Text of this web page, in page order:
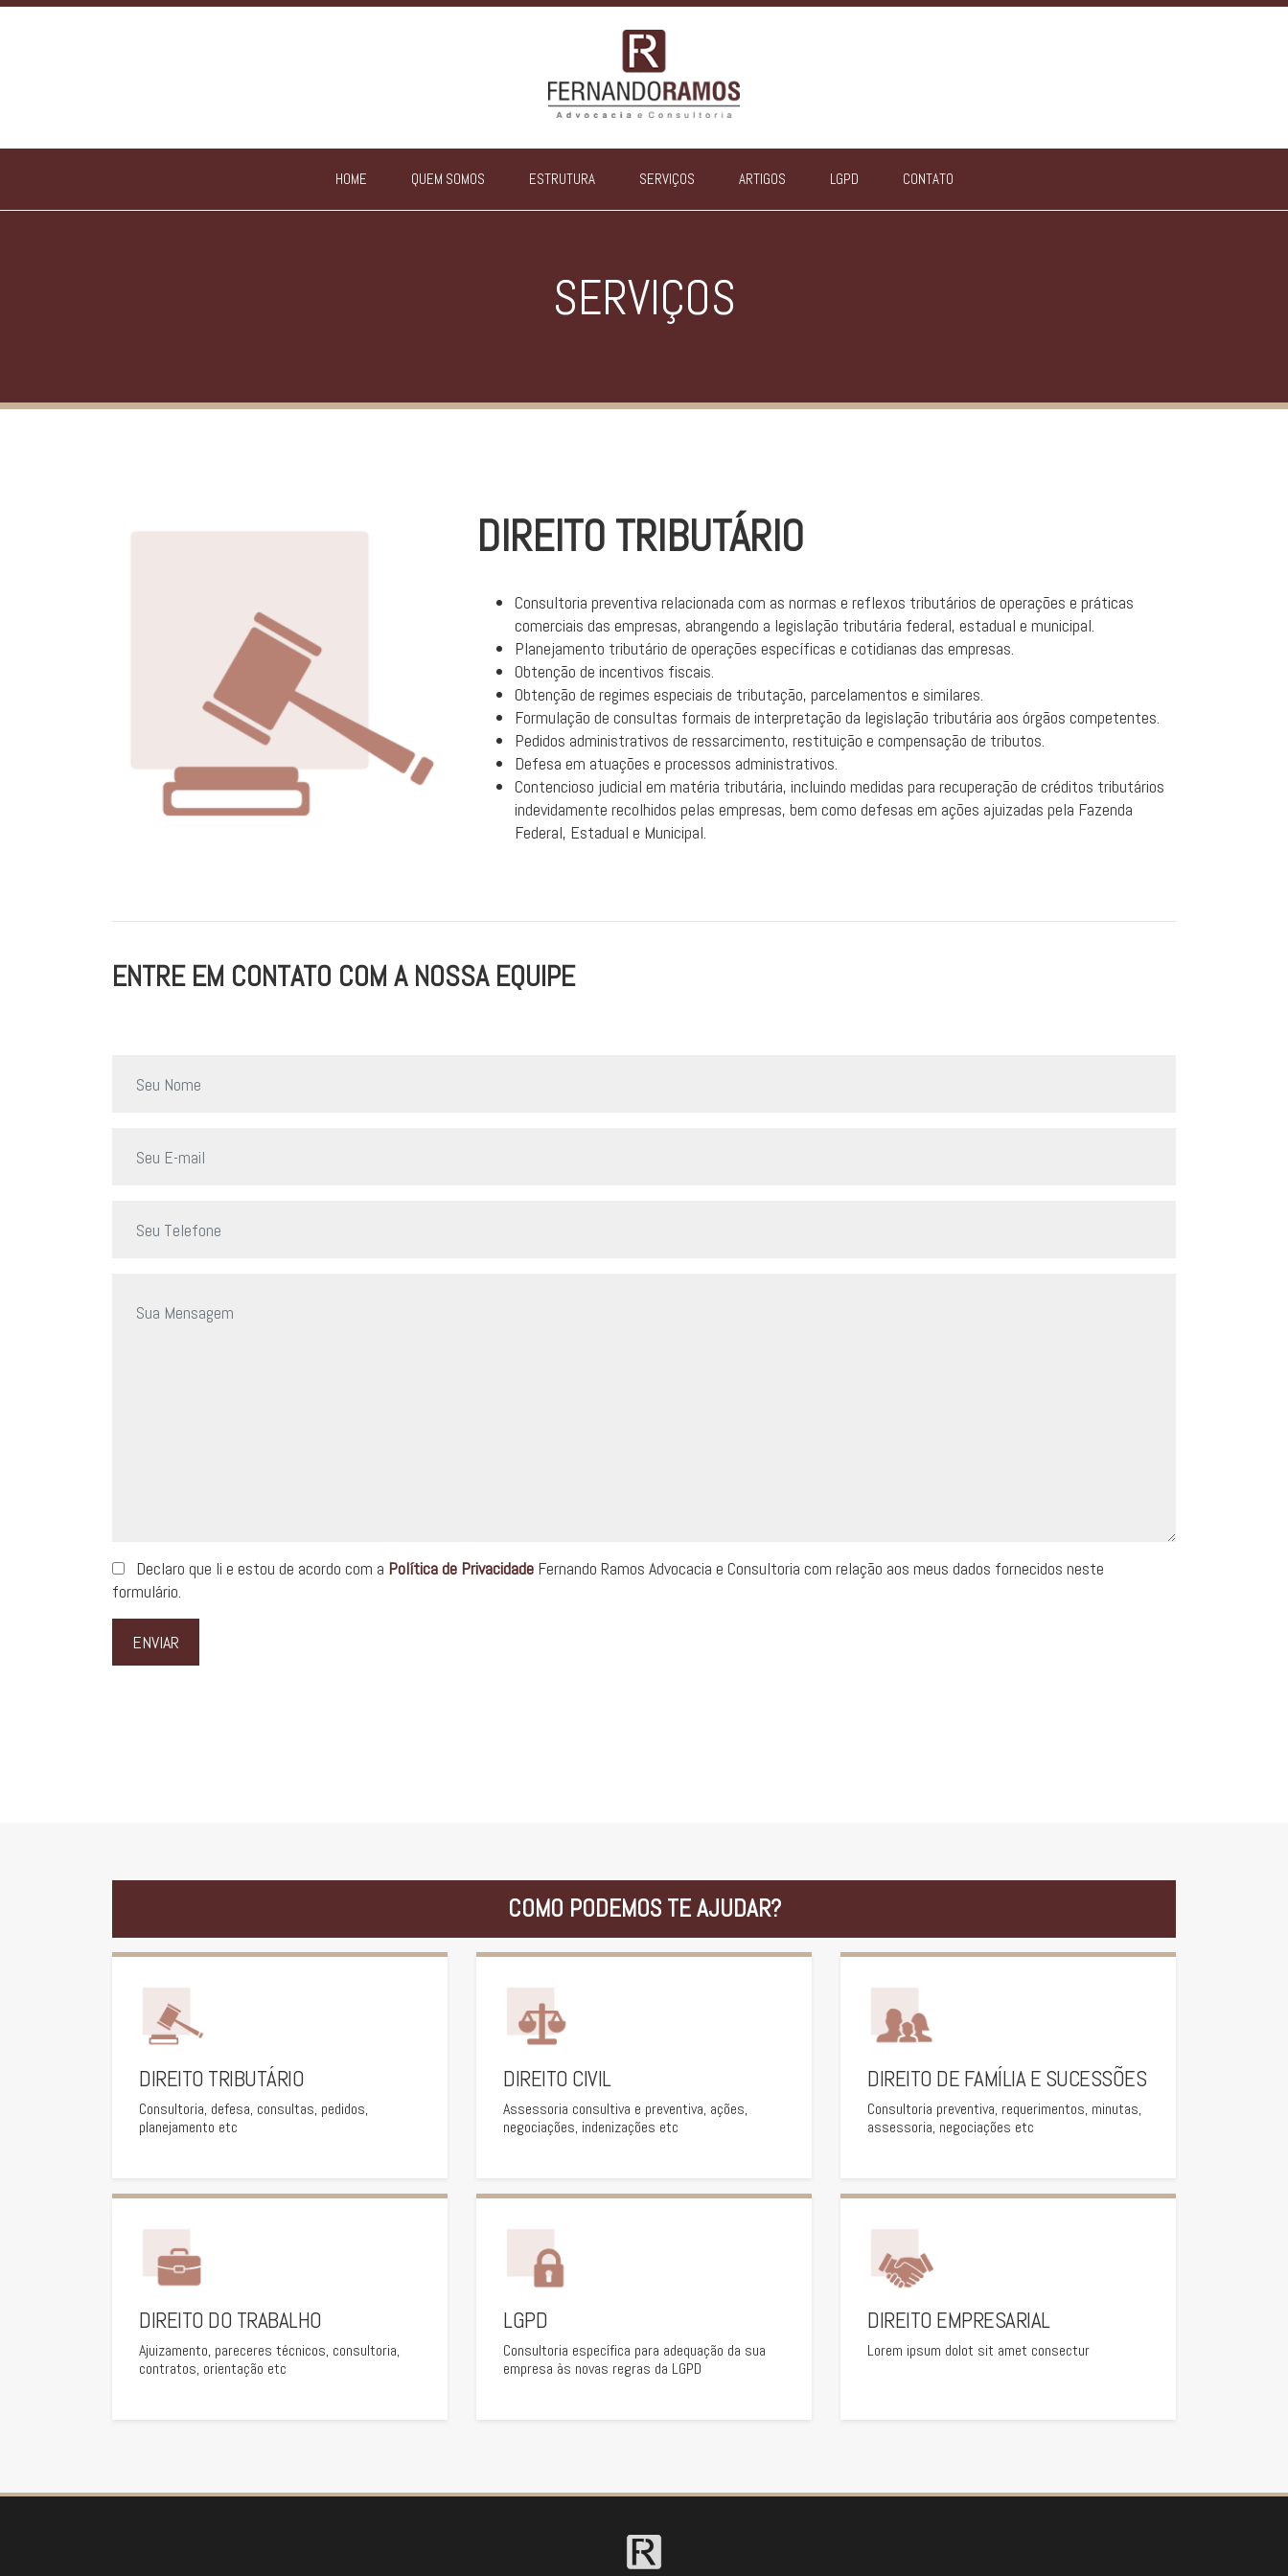
HOME QUEM SOMOS ESTRUTURA SERVIÇOS ARTIGOS LGPD CONTATO
SERVIÇOS
DIREITO TRIBUTÁRIO
Consultoria preventiva relacionada com as normas e reflexos tributários de operações e práticas
comerciais das empresas, abrangendo a legislação tributária federal, estadual e municipal.
Planejamento tributário de operações específicas e cotidianas das empresas.
Obtenção de incentivos fiscais.
Obtenção de regimes especiais de tributação, parcelamentos e similares.
Formulação de consultas formais de interpretação da legislação tributária aos órgãos competentes.
Pedidos administrativos de ressarcimento, restituição e compensação de tributos.
Defesa em atuações e processos administrativos.
Contencioso judicial em matéria tributária, incluindo medidas para recuperação de créditos tributários
indevidamente recolhidos pelas empresas, bem como defesas em ações ajuizadas pela Fazenda
Federal, Estadual e Municipal.
ENTRE EM CONTATO COM A NOSSA EQUIPE
Declaro que li e estou de acordo com a Política de Privacidade Fernando Ramos Advocacia e Consultoria com relação aos meus dados fornecidos neste
formulário.
COMO PODEMOS TE AJUDAR?
DIREITO TRIBUTÁRIO
Consultoria, defesa, consultas, pedidos,
planejamento etc
DIREITO CIVIL
Assessoria consultiva e preventiva, ações,
negociações, indenizações etc
DIREITO DE FAMÍLIA E SUCESSÕES
Consultoria preventiva, requerimentos, minutas,
assessoria, negociações etc
DIREITO DO TRABALHO
Ajuizamento, pareceres técnicos, consultoria,
contratos, orientação etc
LGPD
Consultoria específica para adequação da sua
empresa às novas regras da LGPD
DIREITO EMPRESARIAL
Lorem ipsum dolot sit amet consectur